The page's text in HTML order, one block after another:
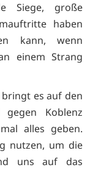
Siege, große
haben
kann, wenn
einem Strang
es auf den
Koblenz
alles geben.
nutzen, um die
uns auf das